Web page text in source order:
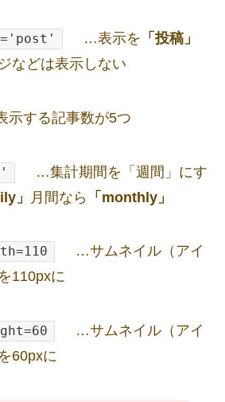
…表示を 「投稿」
などは表示しない
する記事数が5つ
…集計期間を「週間」にす
」 月間なら 「monthly」
…サムネイル（アイ
110pxに
…サムネイル（アイ
60pxに